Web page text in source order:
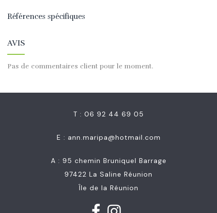
Références spécifiques
AVIS
Pas de commentaires client pour le moment.
T : 06 92 44 69 05
E : ann.maripa@hotmail.com
A : 95 chemin Bruniquel Barrage
97422 La Saline Réunion
Île de la Réunion